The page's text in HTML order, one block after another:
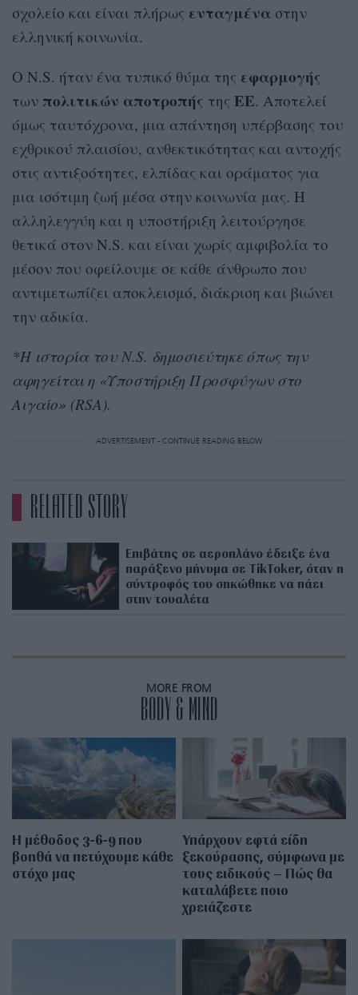
σχολείο και είναι πλήρως ενταγμένα στην
ελληνική κοινωνία.
Ο N.S. ήταν ένα τυπικό θύμα της εφαρμογής
των πολιτικών αποτροπής της ΕΕ. Αποτελεί
όμως ταυτόχρονα, μια απάντηση υπέρβασης του
εχθρικού πλαισίου, ανθεκτικότητας και αντοχής
στις αντιξοότητες, ελπίδας και οράματος για
μια ισότιμη ζωή μέσα στην κοινωνία μας. Η
αλληλεγγύη και η υποστήριξη λειτούργησε
θετικά στον N.S. και είναι χωρίς αμφιβολία το
μέσον που οφείλουμε σε κάθε άνθρωπο που
αντιμετωπίζει αποκλεισμό, διάκριση και βιώνει
την αδικία.
*Η ιστορία του N.S. δημοσιεύτηκε όπως την
αφηγείται η «Υποστήριξη Προσφύγων στο
Αιγαίο» (RSA).
ADVERTISEMENT - CONTINUE READING BELOW
RELATED STORY
Επιβάτης σε αεροπλάνο έδειξε ένα
παράξενο μήνυμα σε TikToker, όταν η
σύντροφός του σηκώθηκε να πάει
στην τουαλέτα
MORE FROM
BODY & MIND
Η μέθοδος 3-6-9 που
βοηθά να πετύχουμε κάθε
στόχο μας
Υπάρχουν εφτά είδη
ξεκούρασης, σύμφωνα με
τους ειδικούς – Πώς θα
καταλάβετε ποιο
χρειάζεστε